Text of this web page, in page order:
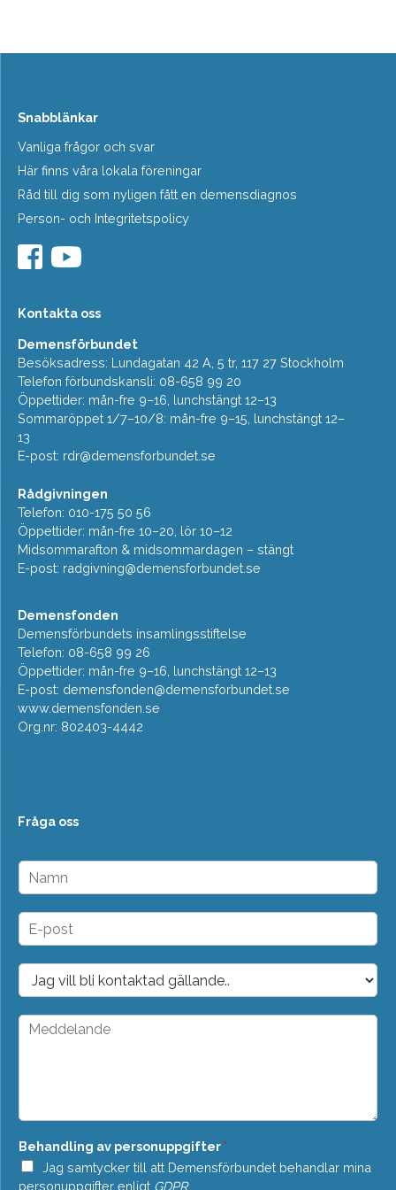
Snabblänkar
Vanliga frågor och svar
Här finns våra lokala föreningar
Råd till dig som nyligen fått en demensdiagnos
Person- och Integritetspolicy
Kontakta oss
Demensförbundet
Besöksadress: Lundagatan 42 A, 5 tr, 117 27 Stockholm
Telefon förbundskansli: 08-658 99 20
Öppettider: mån-fre 9–16, lunchstängt 12–13
Sommaröppet 1/7–10/8: mån-fre 9–15, lunchstängt 12–
13
E-post: rdr@demensforbundet.se
Rådgivningen
Telefon: 010-175 50 56
Öppettider: mån-fre 10–20, lör 10–12
Midsommarafton & midsommardagen – stängt
E-post: radgivning@demensforbundet.se
Demensfonden
Demensförbundets insamlingsstiftelse
Telefon: 08-658 99 26
Öppettider: mån-fre 9–16, lunchstängt 12–13
E-post: demensfonden@demensforbundet.se
www.demensfonden.se
Org.nr: 802403-4442
Fråga oss
N
m
n
E
p
o
t
*
D
o
p
M
a
d
e
*
Behandling av personuppgifter *
Jag samtycker till att Demensförbundet behandlar mina
personuppgifter enligt GDPR.